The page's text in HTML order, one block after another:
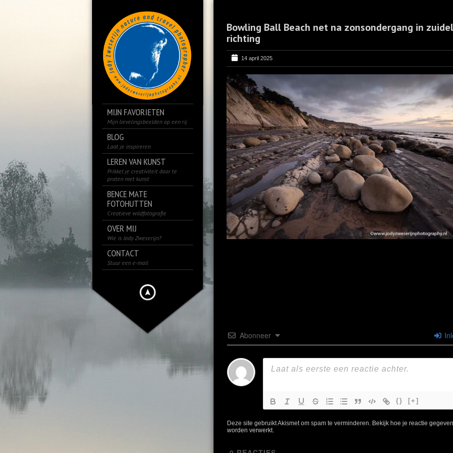
MIJN FAVORIETEN
Mijn lievelingsbeelden op een rij
BLOG
Laat je inspireren
LEREN VAN KUNST
Prikkel je creativiteit door te
praten met kunst
BENCE MATE
FOTOHUTTEN
Creatieve wildfotografie
OVER MIJ
Wie is Jody Zweserijn?
CONTACT
Stuur een e-mail
Bowling Ball Beach net na zonsondergang in
richting
14 april 2025
Abonneer
{} [+]
Deze site gebruikt Akismet om spam te verminderen. Bekijk hoe je reactie
worden verwerkt.